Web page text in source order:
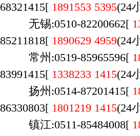
68321415[ 1891553 5395
无锡:0510-82200662[
85211818[ 1890629 4959(24
常州:0519-85965596[
83991415[ 1338233 1415(24
扬州:0514-87201415[
86330803[ 1801219 1415
镇江:0511-85484008[